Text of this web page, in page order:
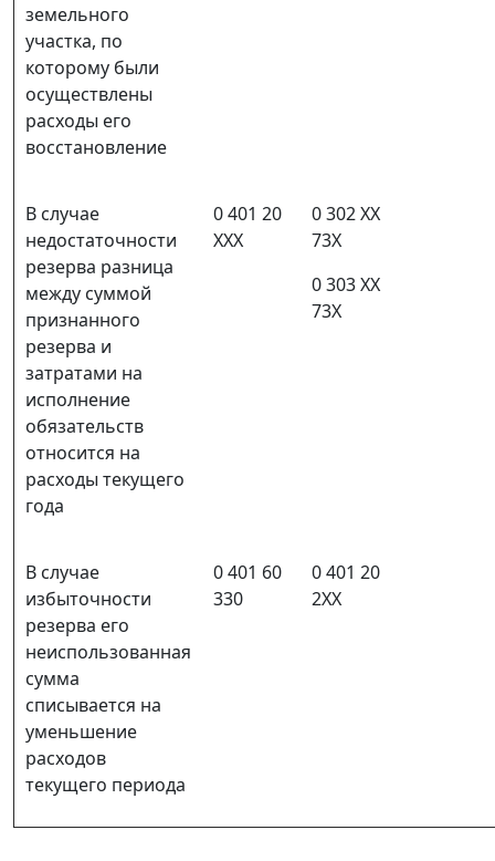
земельного
участка, по
которому были
осуществлены
расходы его
восстановление
В случае
недостаточности
резерва разница
между суммой
признанного
резерва и
затратами на
исполнение
обязательств
относится на
расходы текущего
года
0 401 20
ХХХ
0 302 ХХ
73Х
0 303 ХХ
73Х
В случае
избыточности
резерва его
неиспользованная
сумма
списывается на
уменьшение
расходов
текущего периода
0 401 60
330
0 401 20
2ХХ